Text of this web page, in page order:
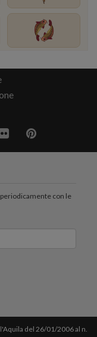
con le
del 26/01/2006 al n.